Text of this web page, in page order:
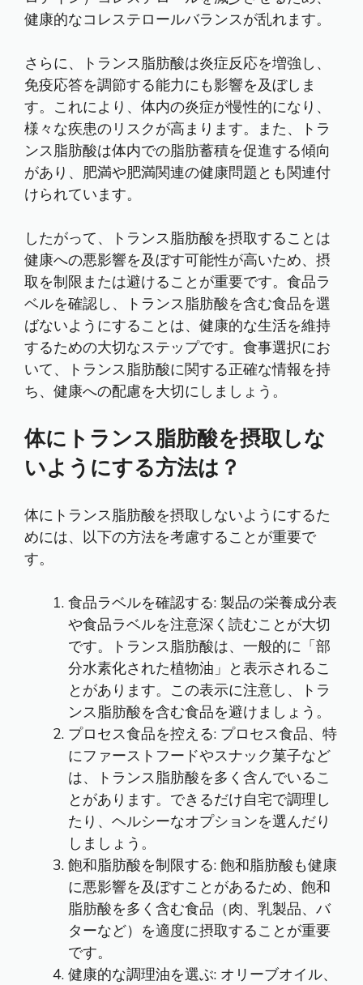
健康的なコレステロールバランスが乱れます。
さらに、トランス脂肪酸は炎症反応を増強し、
免疫応答を調節する能力にも影響を及ぼしま
す。これにより、体内の炎症が慢性的になり、
様々な疾患のリスクが高まります。また、トラ
ンス脂肪酸は体内での脂肪蓄積を促進する傾向
があり、肥満や肥満関連の健康問題とも関連付
けられています。
したがって、トランス脂肪酸を摂取することは
健康への悪影響を及ぼす可能性が高いため、摂
取を制限または避けることが重要です。食品ラ
ベルを確認し、トランス脂肪酸を含む食品を選
ばないようにすることは、健康的な生活を維持
するための大切なステップです。食事選択にお
いて、トランス脂肪酸に関する正確な情報を持
ち、健康への配慮を大切にしましょう。
体にトランス脂肪酸を摂取しな
いようにする方法は？
体にトランス脂肪酸を摂取しないようにするた
めには、以下の方法を考慮することが重要で
す。
食品ラベルを確認する: 製品の栄養成分表
や食品ラベルを注意深く読むことが大切
です。トランス脂肪酸は、一般的に「部
分水素化された植物油」と表示されるこ
とがあります。この表示に注意し、トラ
ンス脂肪酸を含む食品を避けましょう。
プロセス食品を控える: プロセス食品、特
にファーストフードやスナック菓子など
は、トランス脂肪酸を多く含んでいるこ
とがあります。できるだけ自宅で調理し
たり、ヘルシーなオプションを選んだり
しましょう。
飽和脂肪酸を制限する: 飽和脂肪酸も健康
に悪影響を及ぼすことがあるため、飽和
脂肪酸を多く含む食品（肉、乳製品、バ
ターなど）を適度に摂取することが重要
です。
健康的な調理油を選ぶ: オリーブオイル、